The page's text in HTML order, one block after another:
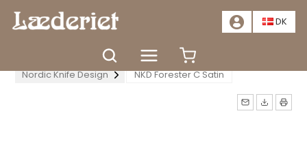
📣TILBUD - SPAR MINDST 20%. KLIK HER📣
DK
Tilbehør
Knivproduktion
Nordic Knife Design
NKD Forester C Satin
Måske kunne nogle af disse